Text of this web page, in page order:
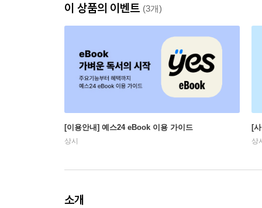
이 상품의 이벤트 (3개)
[이용안내] 예스24 eBook 이용 가이드
상시
[
상
소개